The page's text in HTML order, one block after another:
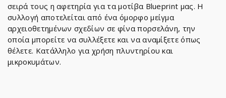
σειρά τους η αφετηρία για τα μοτίβα Blueprint μας. Η
συλλογή αποτελείται από ένα όμορφο μείγμα
αρχειοθετημένων σχεδίων σε φίνα πορσελάνη, την
οποία μπορείτε να συλλέξετε και να αναμίξετε όπως
θέλετε. Κατάλληλο για χρήση πλυντηρίου και
μικροκυμάτων.